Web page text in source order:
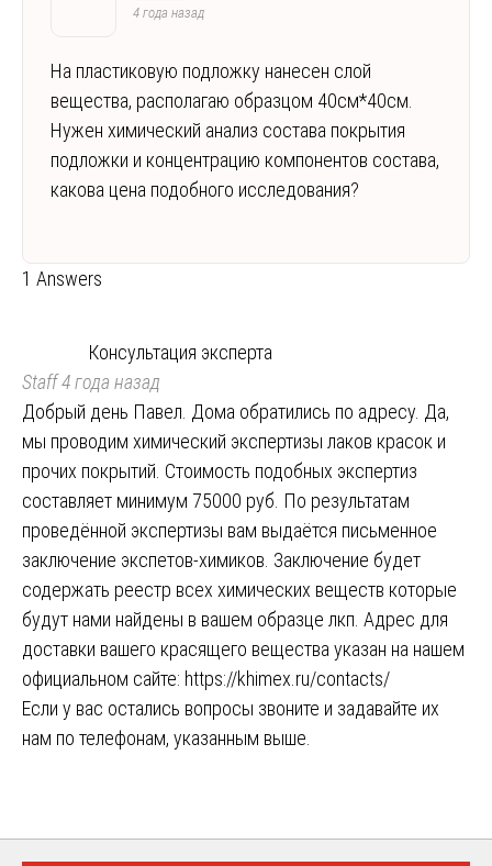
4 года назад
На пластиковую подложку нанесен слой
вещества, располагаю образцом 40см*40см.
Нужен химический анализ состава покрытия
подложки и концентрацию компонентов состава,
какова цена подобного исследования?
1 Answers
Консультация эксперта
Staff4 года назад
Добрый день Павел. Дома обратились по адресу. Да,
мы проводим химический экспертизы лаков красок и
прочих покрытий. Стоимость подобных экспертиз
составляет минимум 75000 руб. По результатам
проведённой экспертизы вам выдаётся письменное
заключение экспетов-химиков. Заключение будет
содержать реестр всех химических веществ которые
будут нами найдены в вашем образце лкп. Адрес для
доставки вашего красящего вещества указан на нашем
официальном сайте: https://khimex.ru/contacts/
Если у вас остались вопросы звоните и задавайте их
нам по телефонам, указанным выше.